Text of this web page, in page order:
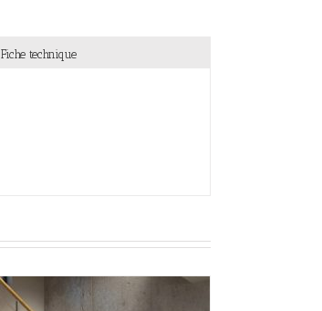
Fiche technique